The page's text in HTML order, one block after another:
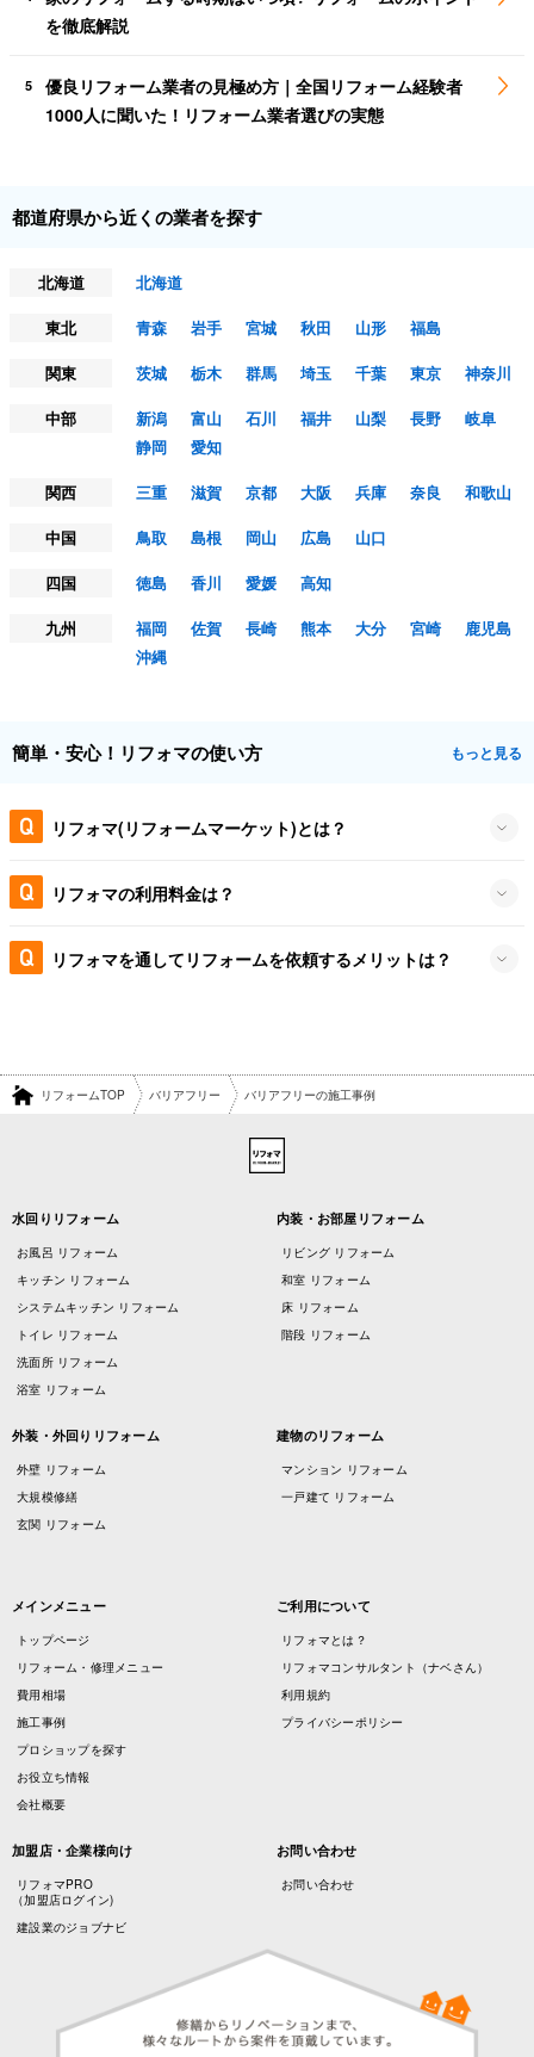
を徹底解説
5
優良リフォーム業者の見極め方｜全国リフォーム経験者
1000人に聞いた！リフォーム業者選びの実態
都道府県から近くの業者を探す
北海道
北海道
東北
青森 岩手 宮城 秋田 山形
福島
関東
茨城 栃木 群馬 埼玉 千葉 東京
神奈川
中部
新潟 富山 石川 福井 山梨 長野
岐阜
静岡
愛知
関西
三重 滋賀 京都 大阪 兵庫 奈良
和歌山
中国
鳥取 島根 岡山 広島
山口
四国
徳島 香川 愛媛
高知
九州
福岡 佐賀 長崎 熊本 大分 宮崎
鹿児島
沖縄
簡単・安心！リフォマの使い方 もっと見る
リフォマ(リフォームマーケット)とは？
リフォマの利用料金は？
リフォマを通してリフォームを依頼するメリットは？
リフォームTOP バリアフリー バリアフリーの施工事例
水回りリフォーム
お風呂 リフォーム
キッチン リフォーム
システムキッチン リフォーム
トイレ リフォーム
洗面所 リフォーム
浴室 リフォーム
内装・お部屋リフォーム
リビング リフォーム
和室 リフォーム
床 リフォーム
階段 リフォーム
外装・外回りリフォーム
外壁 リフォーム
大規模修繕
玄関 リフォーム
建物のリフォーム
マンション リフォーム
一戸建て リフォーム
メインメニュー
トップページ
リフォーム・修理メニュー
費用相場
施工事例
プロショップを探す
お役立ち情報
会社概要
ご利用について
リフォマとは？
リフォマコンサルタント（ナベさん）
利用規約
プライバシーポリシー
加盟店・企業様向け
リフォマPRO
（加盟店ログイン)
建設業のジョブナビ
お問い合わせ
お問い合わせ